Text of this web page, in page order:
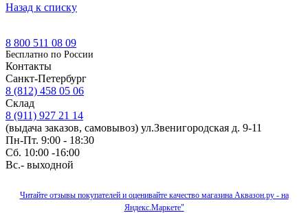
Назад к списку
8 800 511 08 09
Бесплатно по Роcсии
Контакты
Санкт-Петербург
8 (812) 458 05 06
Склад
8 (911) 927 21 14
(выдача заказов, самовывоз) ул.Звенигородская д. 9-11
Пн-Пт. 9:00 - 18:30
Сб. 10:00 -16:00
Вс.- выходной
Читайте отзывы покупателей и оценивайте качество магазина Аквазон.ру - на
Яндекс.Маркете"